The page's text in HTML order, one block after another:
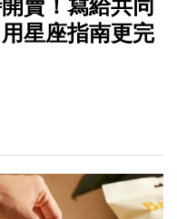
賣！寫給共同
星座指南更完